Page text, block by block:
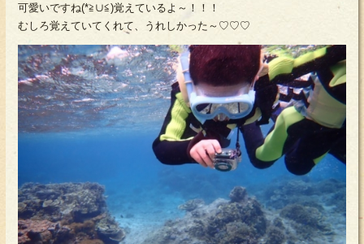
可愛いですね(*≧∪≦)覚えているよ～！！！
むしろ覚えていてくれて、うれしかった～♡♡♡